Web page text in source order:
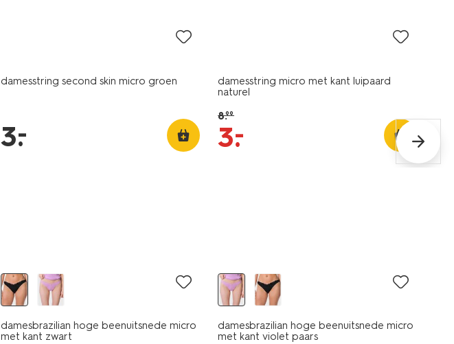
damesstring second skin micro groen
3.
–
damesstring micro met kant luipaard
naturel
8.99
3.
–
damesbrazilian hoge beenuitsnede micro
met kant zwart
damesbrazilian hoge beenuitsnede micro
met kant violet paars